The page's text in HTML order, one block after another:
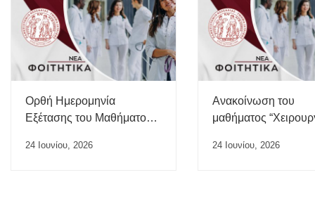
Ορθή Ημερομηνία
Εξέτασης του Μαθήματος
24 Ιουνίου, 2026
Ανακοίνωση του
μαθήματος
24 Ιουνίου, 2026